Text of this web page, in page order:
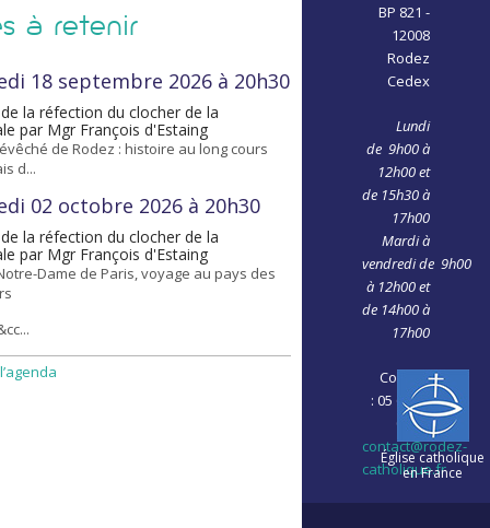
à retenir
18 septembre 2026 à 20h30
la réfection du clocher de la
par Mgr François d'Estaing
de Rodez : histoire au long cours
d...
02 octobre 2026 à 20h30
la réfection du clocher de la
par Mgr François d'Estaing
Dame de Paris, voyage au pays des
BP 821 -
12008
Rodez
Cedex
Lundi
de 9h00 à
12h00 et
de 15h30 à
17h00
Mardi à
vendredi de 9h00
à 12h00 et
de 14h00 à
17h00
Contact
: 05 65 68
06 28
contact@rodez-
catholique.fr
Église catholique
en France